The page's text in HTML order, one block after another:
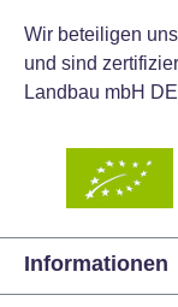
Wir beteiligen
und sind
Landbau mbH
Informationen